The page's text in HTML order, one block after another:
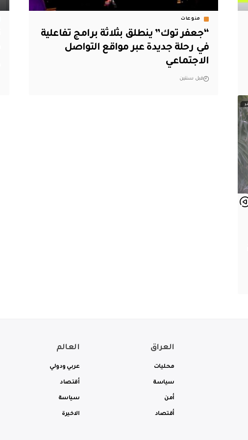
منوعات
“جعفر توك” ينطلق بثلاثة برامج تفاعلية
في رحلة جديدة عبر مواقع التواصل
الاجتماعي
قبل سنتين
العراق
محليات
سياسة
أمن
أقتصاد
العالم
عربي ودولي
أقتصاد
سياسة
الاخيرة